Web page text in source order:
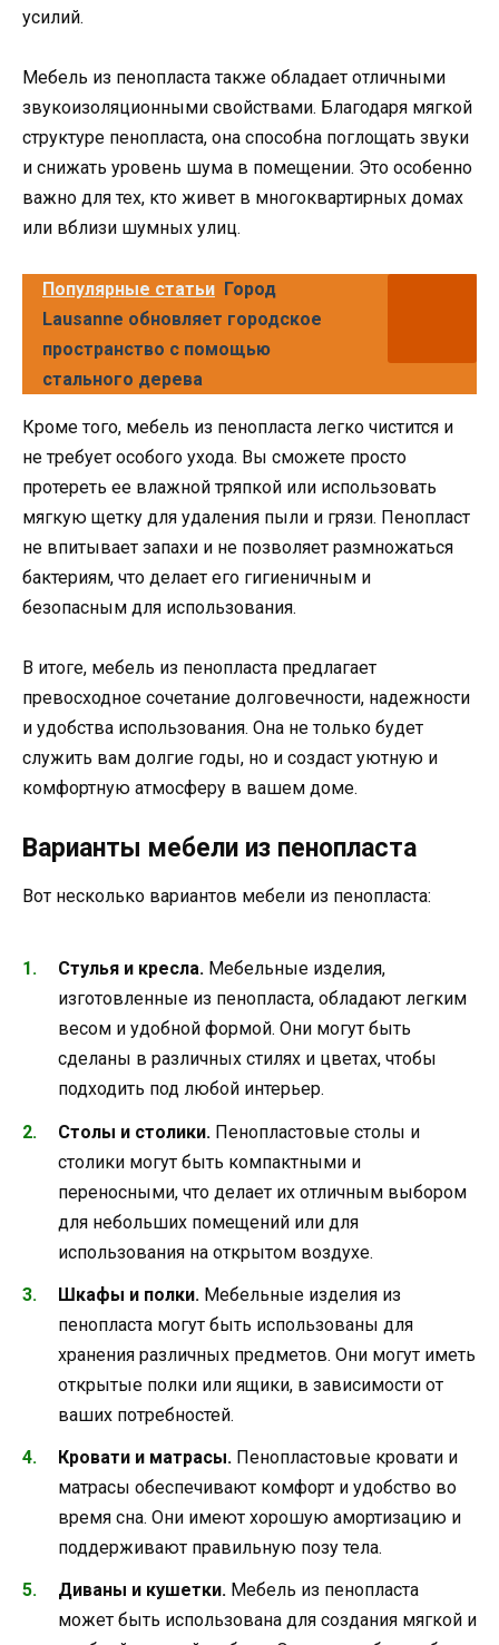
усилий.
Мебель из пенопласта также обладает отличными
звукоизоляционными свойствами. Благодаря мягкой
структуре пенопласта, она способна поглощать звуки
и снижать уровень шума в помещении. Это особенно
важно для тех, кто живет в многоквартирных домах
или вблизи шумных улиц.
Популярные статьи Город
Lausanne обновляет городское
пространство с помощью
стального дерева
Кроме того, мебель из пенопласта легко чистится и
не требует особого ухода. Вы сможете просто
протереть ее влажной тряпкой или использовать
мягкую щетку для удаления пыли и грязи. Пенопласт
не впитывает запахи и не позволяет размножаться
бактериям, что делает его гигиеничным и
безопасным для использования.
В итоге, мебель из пенопласта предлагает
превосходное сочетание долговечности, надежности
и удобства использования. Она не только будет
служить вам долгие годы, но и создаст уютную и
комфортную атмосферу в вашем доме.
Варианты мебели из пенопласта
Вот несколько вариантов мебели из пенопласта:
Стулья и кресла. Мебельные изделия,
изготовленные из пенопласта, обладают легким
весом и удобной формой. Они могут быть
сделаны в различных стилях и цветах, чтобы
подходить под любой интерьер.
Столы и столики. Пенопластовые столы и
столики могут быть компактными и
переносными, что делает их отличным выбором
для небольших помещений или для
использования на открытом воздухе.
Шкафы и полки. Мебельные изделия из
пенопласта могут быть использованы для
хранения различных предметов. Они могут иметь
открытые полки или ящики, в зависимости от
ваших потребностей.
Кровати и матрасы. Пенопластовые кровати и
матрасы обеспечивают комфорт и удобство во
время сна. Они имеют хорошую амортизацию и
поддерживают правильную позу тела.
Диваны и кушетки. Мебель из пенопласта
может быть использована для создания мягкой и